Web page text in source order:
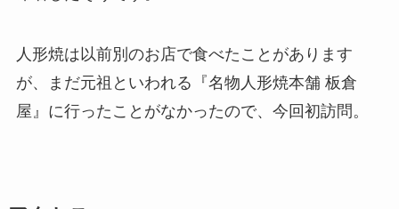
人形焼は以前別のお店で食べたことがあります
が、まだ元祖といわれる『名物人形焼本舗 板倉
屋』に行ったことがなかったので、今回初訪問。